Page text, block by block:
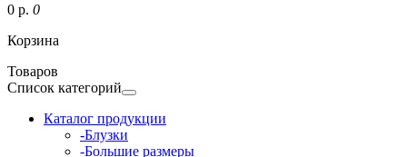
0 р. 0
Корзина
Товаров
Список категорий
Каталог продукции
-Блузки
-Большие размеры